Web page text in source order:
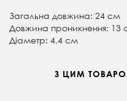
Загальна довжина: 24 см
Довжина проникнення: 13
Діаметр: 4,4 см
З ЦИМ